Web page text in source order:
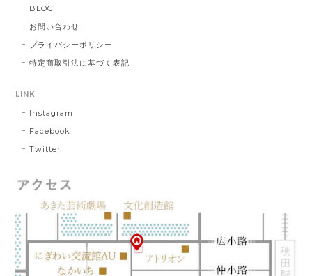
BLOG
お問い合わせ
プライバシーポリシー
特定商取引法に基づく表記
LINK
Instagram
Facebook
Twitter